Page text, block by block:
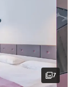
7